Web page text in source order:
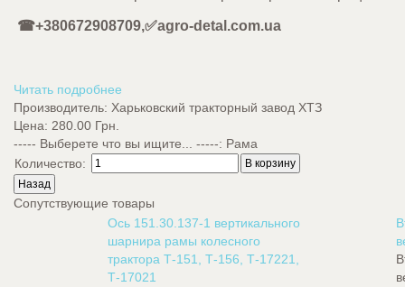
☎+380672908709,✅agro-detal.com.ua
Читать подробнее
Производитель: Харьковский тракторный завод ХТЗ
Цена: 280.00 Грн.
----- Выберете что вы ищите... -----: Рама
Количество:
Сопутствующие товары
Ось 151.30.137-1 вертикального
шарнира рамы колесного
трактора Т-151, Т-156, Т-17221,
Т-17021